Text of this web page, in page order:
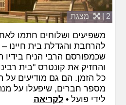
2 | מצגת
משפיעים ושלוחים חתמו
שכמפורסם הרבי הניח בידיו
והחזיק את קונטרס "בית
כל הזמן. הם גם מודיעים
מספר חברים, שיפעלו על
לידי פועל •לקריאה